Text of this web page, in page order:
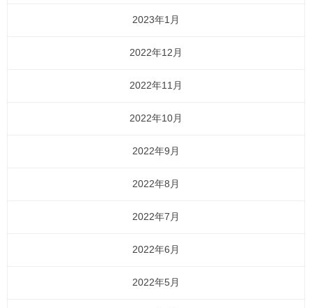
2023年1月
2022年12月
2022年11月
2022年10月
2022年9月
2022年8月
2022年7月
2022年6月
2022年5月